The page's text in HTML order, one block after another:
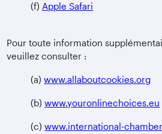
(f) Apple Safari
Pour toute information
veuillez consulter :
(a)www.allaboutcookies.org
(b)www.youronlinechoices.eu
(c)www.international-